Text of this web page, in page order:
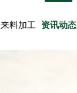
来料加工 资讯动态